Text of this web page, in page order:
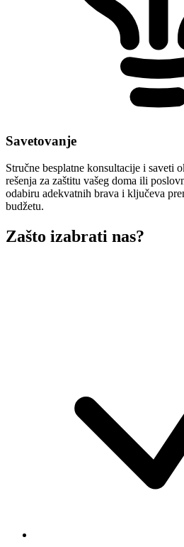
Savetovanje
Stručne besplatne konsultacije i saveti
rešenja za zaštitu vašeg doma ili
odabiru adekvatnih brava i ključeva
budžetu.
Zašto izabrati nas?